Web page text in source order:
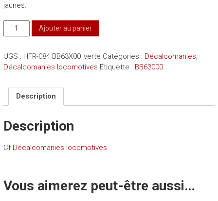
jaunes.
quantité
de
BB63000
verte
bandes
jaunes
Ajouter au panier
UGS : HFR-084.BB63X00_verte Catégories : Décalcomanies,
Décalcomanies locomotives Étiquette : BB63000
Description
Description
Cf Décalcomanies locomotives
Vous aimerez peut-être aussi…